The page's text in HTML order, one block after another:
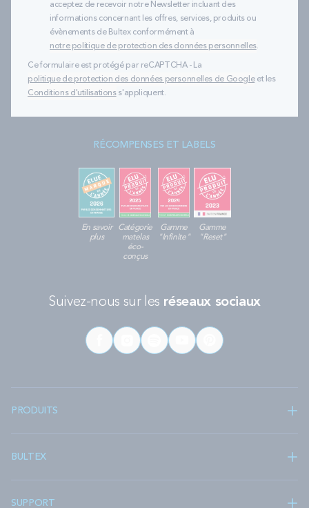
acceptez de recevoir notre Newsletter incluant des
informations concernant les offres, services, produits ou
évènements de Bultex conformément à
notre politique de protection des données personnelles.
Ce formulaire est protégé par reCAPTCHA - La
politique de protection des données personnelles de Googleet les
Conditions d'utilisationss'appliquent.
RÉCOMPENSES ET LABELS
En savoir
plus
Catégorie
matelas
éco-
conçus
Gamme
"Infinite"
Gamme
"Reset"
Suivez-nous sur les réseaux sociaux
PRODUITS
BULTEX
SUPPORT